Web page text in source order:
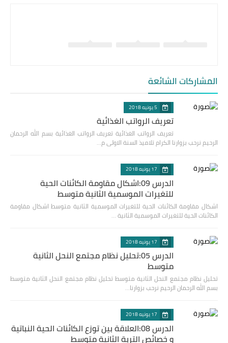
المشاركات الشائعة
5 يونيه 2018
تعريف الرواتب الغذائية
تعريف الرواتب الغذائية تعريف الرواتب الغذائية بسم الله الرحمان
الرحيم نرحب بزوارنا الكرام تلاميذ السنة الاولى م…
17 يونيه 2018
الدرس 09:اشكال مقاومة الكائنات الحية
للتغيرات الموسمية الثانية متوسط
اشكال مقاومة الكائنات الحية للتغيرات الموسمية الثانية متوسط اشكال مقاومة
الكائنات الحية للتغيرات الموسمية الثانية …
17 يونيه 2018
الدرس 05:تحليل نظام مجتمع النحل الثانية
متوسط
تحليل نظام مجتمع النحل الثانية متوسط تحليل نظام مجتمع النحل الثانية متوسط
بسم الله الرحمان الرحيم نرحب بزوارنا…
17 يونيه 2018
الدرس 08:العلاقة بين توزع الكائنات الحية النباتية
و خصائص التربة الثانية متوسط